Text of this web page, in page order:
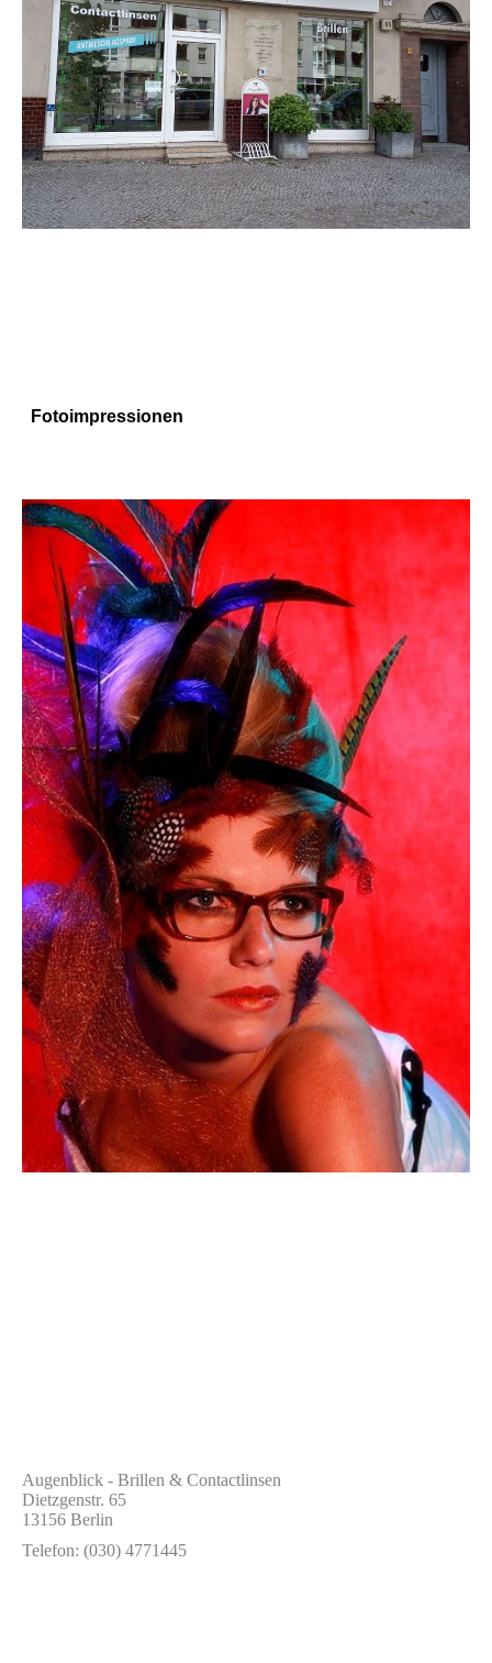
Fotoimpressionen
Augenblick - Brillen & Contactlinsen
Dietzgenstr. 65
13156 Berlin
Telefon: (030) 4771445